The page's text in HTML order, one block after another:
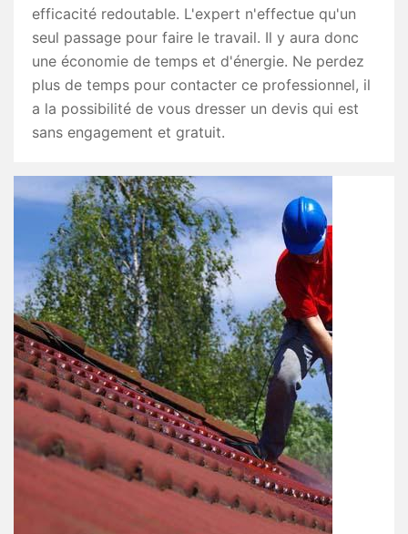
efficacité redoutable. L'expert n'effectue qu'un
seul passage pour faire le travail. Il y aura donc
une économie de temps et d'énergie. Ne perdez
plus de temps pour contacter ce professionnel, il
a la possibilité de vous dresser un devis qui est
sans engagement et gratuit.